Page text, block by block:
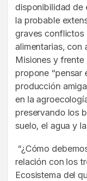
disponibilidad de
la probable
graves conflictos
alimentarias, con
Misiones y
propone “pensar
producción
en la
preservando los
suelo, el agua y
“¿Cómo
relación con los
Ecosistema del